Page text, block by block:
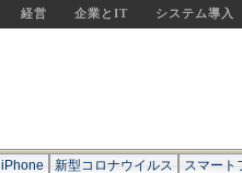
経営 企業とIT システム導入
iPhone 新型コロナウイルス スマート